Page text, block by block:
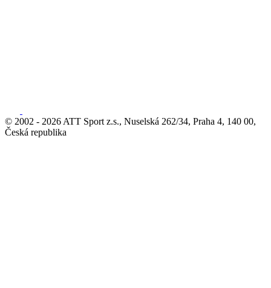
© 2002 - 2026 ATT Sport z.s., Nuselská 262/34, Praha 4, 140 00,
Česká republika